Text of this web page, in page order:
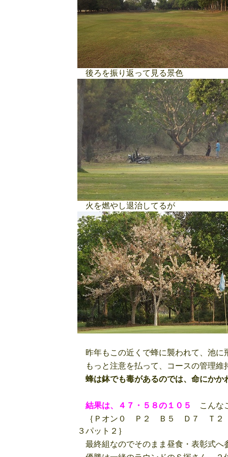
後ろを振り返って見る景色
火を燃やし退治してるが
昨年もこの近くで蜂に襲われて、池に
もっと注意を払って、コースの管理維
蜂は鉢でも毒があるのでは、命にか
結果は、４７・５８の１０５
こんな
｛Ｐオン０ Ｐ２ Ｂ５ Ｄ７ Ｔ
３パット２｝
最終組なのでそのまま昼食・表彰式へ